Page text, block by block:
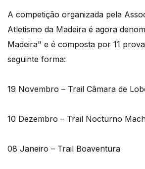
A competição organizada pela
Atletismo da Madeira é agora
Madeira" e é composta por 11
seguinte forma:
19 Novembro – Trail Câmara de
10 Dezembro – Trail Nocturno
08 Janeiro – Trail Boaventura